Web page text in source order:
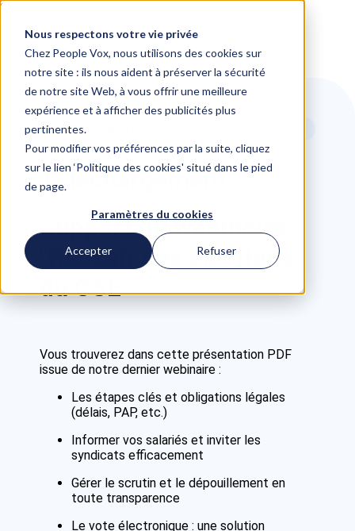
Nous respectons votre vie privée
Chez People Vox, nous utilisons des cookies sur
notre site : ils nous aident à préserver la sécurité
de notre site Web, à vous offrir une meilleure
expérience et à afficher des publicités plus
pertinentes.
Pour modifier vos préférences par la suite, cliquez
sur le lien ‘Politique des cookies' situé dans le pied
de page.
Paramètres du cookies
Accepter Refuser
Skip to content
TELECHARGEMENT
Téléchargement :
Support du webinaire
"Réussir ses élections
du CSE"
Vous trouverez dans cette présentation PDF
issue de notre dernier webinaire :
Les étapes clés et obligations légales
(délais, PAP, etc.)
Informer vos salariés et inviter les
syndicats efficacement
Gérer le scrutin et le dépouillement en
toute transparence
Le vote électronique : une solution